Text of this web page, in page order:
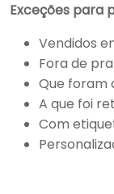
Exceções para
Vendidos
Fora de
Que foram
A que foi
Com